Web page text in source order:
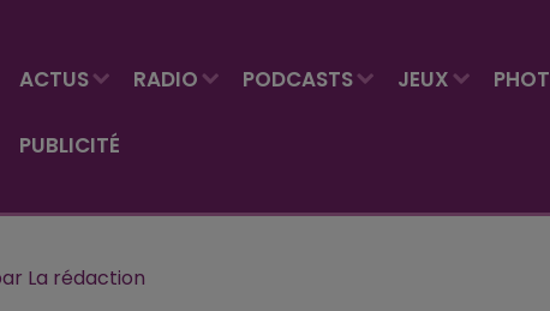
ACTUS RADIO PODCASTS JEUX
PUBLICITÉ
La rédaction